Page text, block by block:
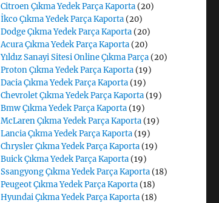
Citroen Çıkma Yedek Parça Kaporta (20)
İkco Çıkma Yedek Parça Kaporta (20)
Dodge Çıkma Yedek Parça Kaporta (20)
Acura Çıkma Yedek Parça Kaporta (20)
Yıldız Sanayi Sitesi Online Çıkma Parça (20)
Proton Çıkma Yedek Parça Kaporta (19)
Dacia Çıkma Yedek Parça Kaporta (19)
Chevrolet Çıkma Yedek Parça Kaporta (19)
Bmw Çıkma Yedek Parça Kaporta (19)
McLaren Çıkma Yedek Parça Kaporta (19)
Lancia Çıkma Yedek Parça Kaporta (19)
Chrysler Çıkma Yedek Parça Kaporta (19)
Buick Çıkma Yedek Parça Kaporta (19)
Ssangyong Çıkma Yedek Parça Kaporta (18)
Peugeot Çıkma Yedek Parça Kaporta (18)
Hyundai Çıkma Yedek Parça Kaporta (18)